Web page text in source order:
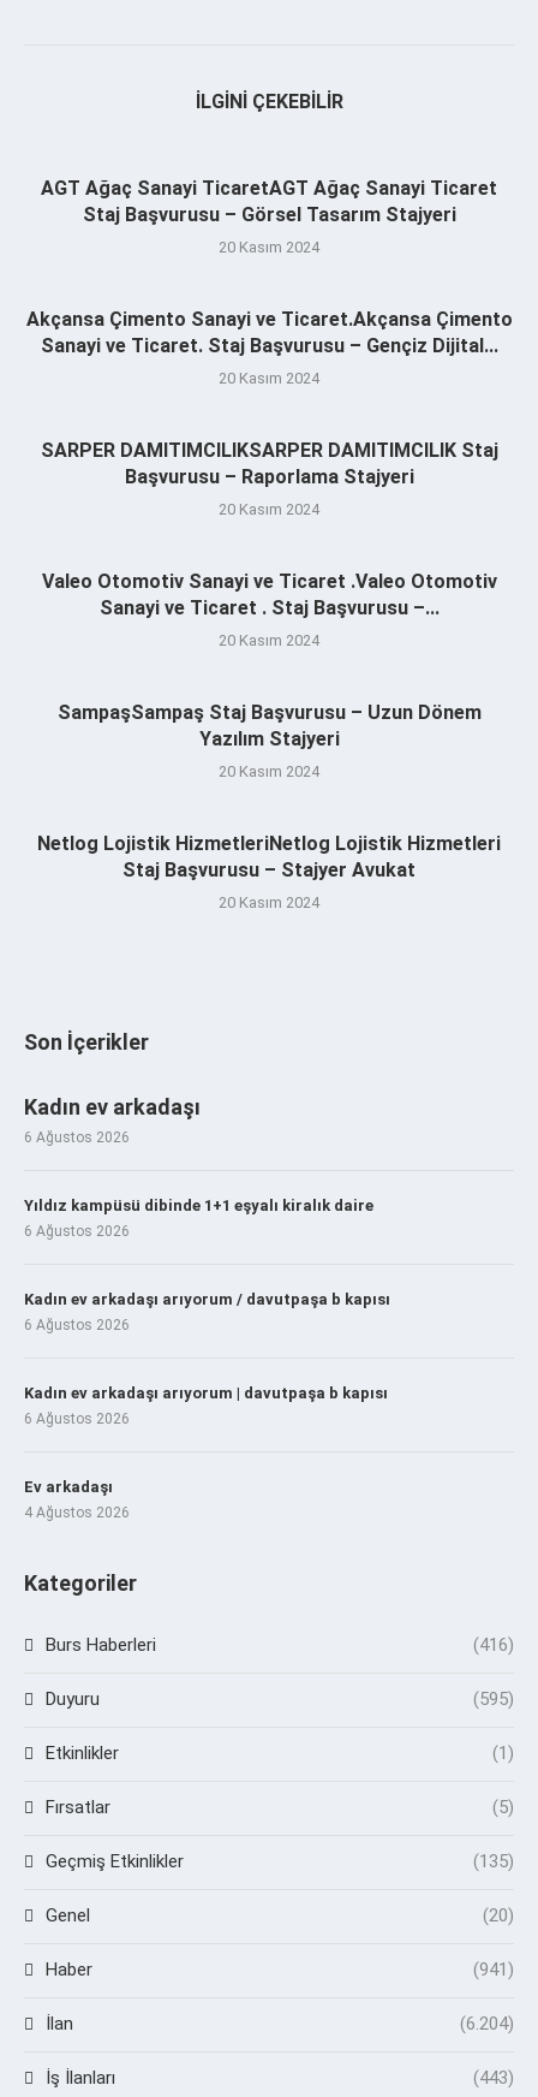
İLGINI ÇEKEBILIR
AGT Ağaç Sanayi TicaretAGT Ağaç Sanayi Ticaret
Staj Başvurusu – Görsel Tasarım Stajyeri
20 Kasım 2024
Akçansa Çimento Sanayi ve Ticaret.Akçansa Çimento
Sanayi ve Ticaret. Staj Başvurusu – Gençiz Dijital...
20 Kasım 2024
SARPER DAMITIMCILIKSARPER DAMITIMCILIK Staj
Başvurusu – Raporlama Stajyeri
20 Kasım 2024
Valeo Otomotiv Sanayi ve Ticaret .Valeo Otomotiv
Sanayi ve Ticaret . Staj Başvurusu –...
20 Kasım 2024
SampaşSampaş Staj Başvurusu – Uzun Dönem
Yazılım Stajyeri
20 Kasım 2024
Netlog Lojistik HizmetleriNetlog Lojistik Hizmetleri
Staj Başvurusu – Stajyer Avukat
20 Kasım 2024
Son İçerikler
Kadın ev arkadaşı
6 Ağustos 2026
Yıldız kampüsü dibinde 1+1 eşyalı kiralık daire
6 Ağustos 2026
Kadın ev arkadaşı arıyorum / davutpaşa b kapısı
6 Ağustos 2026
Kadın ev arkadaşı arıyorum | davutpaşa b kapısı
6 Ağustos 2026
Ev arkadaşı
4 Ağustos 2026
Kategoriler
Burs Haberleri (416)
Duyuru (595)
Etkinlikler (1)
Fırsatlar (5)
Geçmiş Etkinlikler (135)
Genel (20)
Haber (941)
İlan (6.204)
İş İlanları (443)